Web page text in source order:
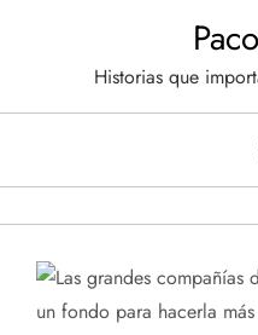
Historias que